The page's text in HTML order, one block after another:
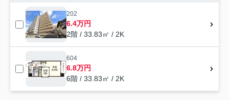
202
6.4万円
2階 / 33.83㎡ / 2K
604
6.8万円
6階 / 33.83㎡ / 2K